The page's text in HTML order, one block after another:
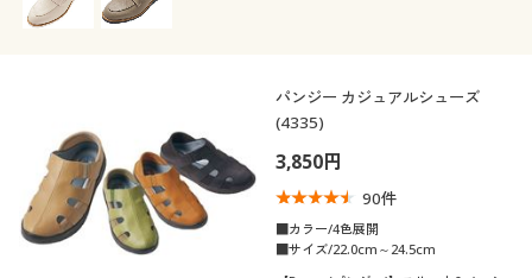
パンジー カジュアルシューズ
(4335)
3,850円
90件
■カラー/4色展開
■サイズ/22.0cm～24.5cm